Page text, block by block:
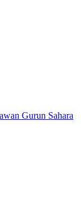
Gurun Sahara